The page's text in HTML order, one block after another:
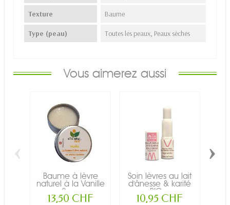
Texture Baume
Type (peau) Toutes les peaux, Peaux sèches
Vous aimerez aussi
Baume à lèvre
naturel à la Vanille
- 8g -...
13,50 CHF
Soin lèvres au lait
d'ânesse & karité
BIO...
10,95 CHF
‹ ›